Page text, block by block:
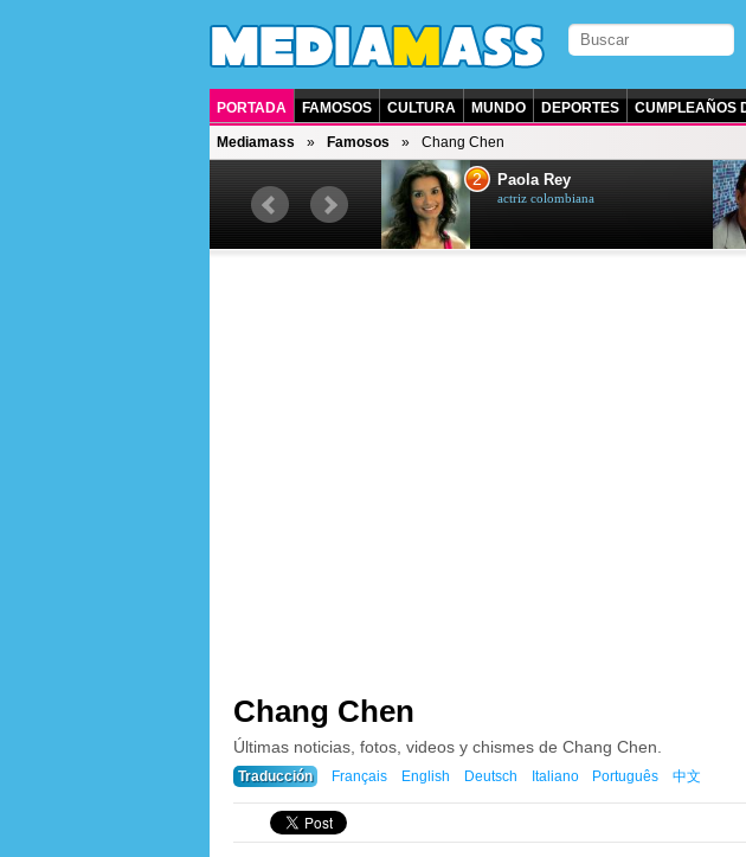
PORTADA FAMOSOS CULTURA MUNDO DEPORTES CUMPLEAÑOS
Mediamass Famosos Chang Chen
actor y presentador de televisión
2 Paola Rey
actriz colombiana
Chang Chen
Últimas noticias, fotos, videos y chismes de Chang Chen.
Traducción Français English Deutsch Italiano Português 中文